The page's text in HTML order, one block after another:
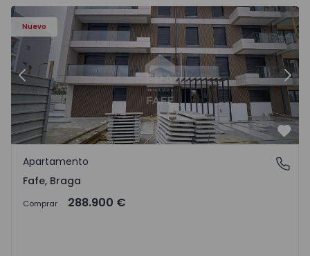
Nuevo
Anterior
Fafe, Braga
Apartamento
Fafe, Braga
Comprar 288.900 €